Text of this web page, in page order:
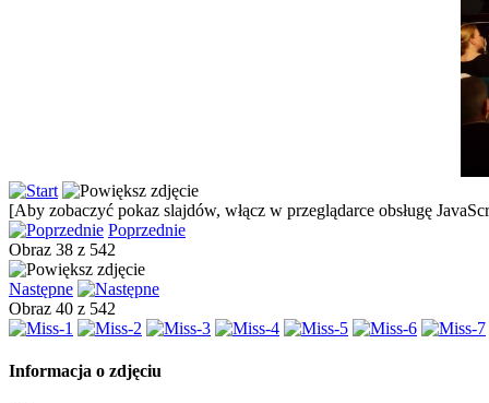
[Aby zobaczyć pokaz slajdów, włącz w przeglądarce obsługę
Poprzednie
Obraz 38 z 542
Następne
Obraz 40 z 542
Informacja o zdjęciu